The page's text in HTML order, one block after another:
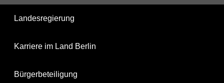
Landesregierung
Karriere im Land Berlin
Bürgerbeteiligung